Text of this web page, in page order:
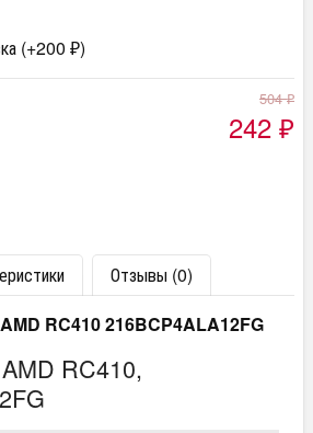
(+200 ₽)
504₽
242 ₽
Отзывы (0)
RC410 216BCP4ALA12FG
RC410,